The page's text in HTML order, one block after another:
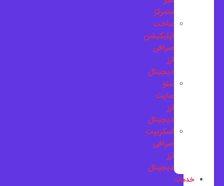
متمرکز
ساخت
اپلیکیشن
صرافی
ارز
دیجیتال
سئو
سایت
ارز
دیجیتال
اسکریپت
صرافی
ارز
دیجیتال
خدمات